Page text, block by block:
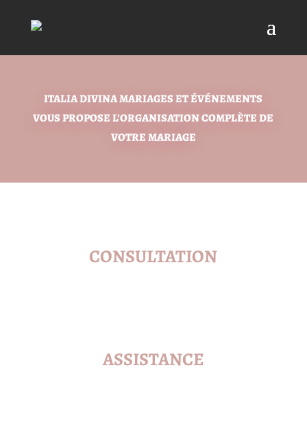
ITALIA DIVINA MARIAGES ET ÉVÉNEMENTS
VOUS PROPOSE L’ORGANISATION COMPLÈTE DE
VOTRE MARIAGE
CONSULTATION
ASSISTANCE